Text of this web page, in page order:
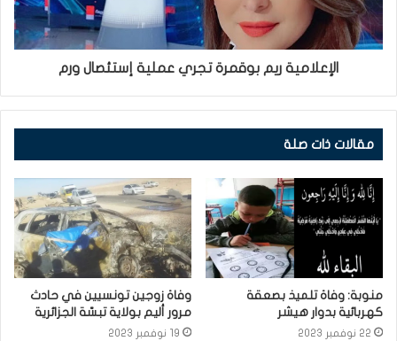
الإعلامية ريم بوقمرة تجري عملية إستئصال ورم
مقالات ذات صلة
منوبة: وفاة تلميذ بصعقة
كهربائية بدوار هيشر
22 نوفمبر 2023
وفاة زوجين تونسيين في حادث
مرور أليم بولاية تبسّة الجزائرية
19 نوفمبر 2023